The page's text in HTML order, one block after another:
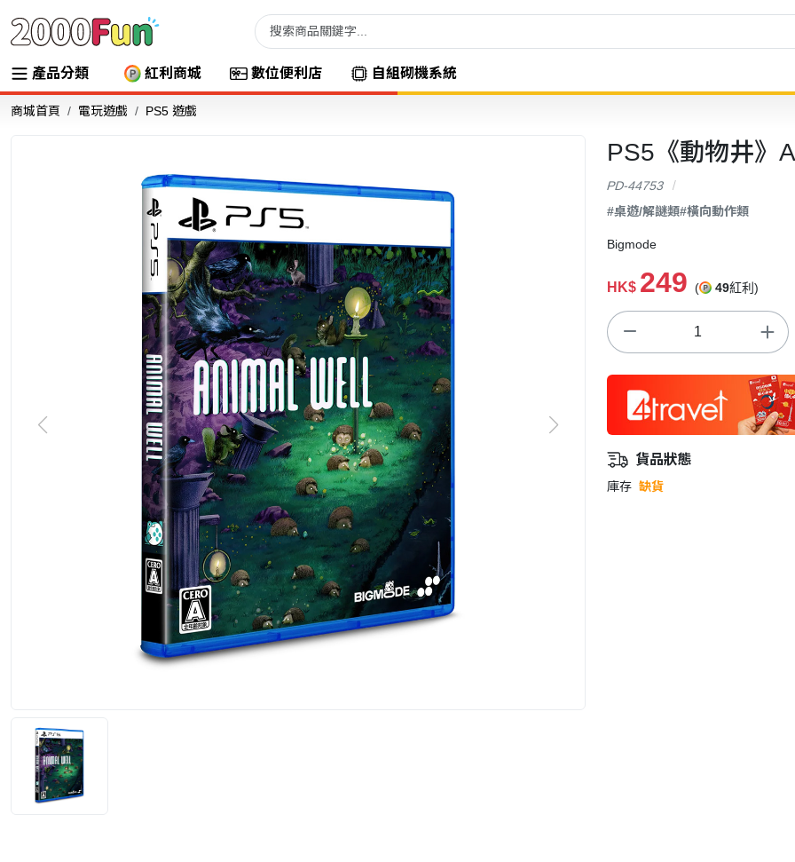
產品分類 紅利商城 數位便利店 自組砌機系統
商城首頁 電玩遊戲 PS5 遊戲
PS5《動物井》
PD-44753
#桌遊/解謎類#橫向動作類
Bigmode
HK$ 249 ( 49紅利)
貨品狀態
庫存 缺貨